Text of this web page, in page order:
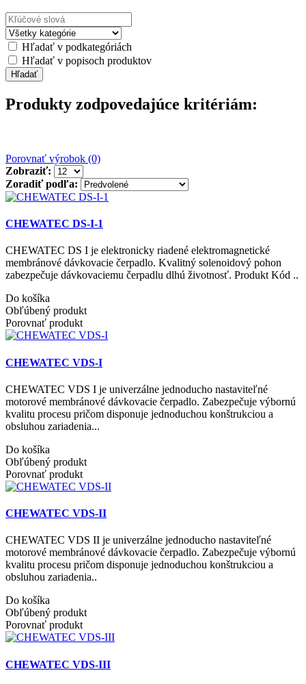
Hľadať v podkategóriách
Hľadať v popisoch produktov
Produkty zodpovedajúce kritériám:
Porovnať výrobok (0)
Zobraziť:
Zoradiť podľa:
CHEWATEC DS-I-1
CHEWATEC DS I je elektronicky riadené elektromagnetické
membránové dávkovacie čerpadlo. Kvalitný solenoidový pohon
zabezpečuje dávkovaciemu čerpadlu dlhú životnosť. Produkt Kód ..
Do košíka
Obľúbený produkt
Porovnať produkt
CHEWATEC VDS-I
CHEWATEC VDS I je univerzálne jednoducho nastaviteľné
motorové membránové dávkovacie čerpadlo. Zabezpečuje výbornú
kvalitu procesu pričom disponuje jednoduchou konštrukciou a
obsluhou zariadenia...
Do košíka
Obľúbený produkt
Porovnať produkt
CHEWATEC VDS-II
CHEWATEC VDS II je univerzálne jednoducho nastaviteľné
motorové membránové dávkovacie čerpadlo. Zabezpečuje výbornú
kvalitu procesu pričom disponuje jednoduchou konštrukciou a
obsluhou zariadenia..
Do košíka
Obľúbený produkt
Porovnať produkt
CHEWATEC VDS-III